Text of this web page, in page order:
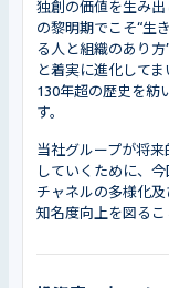
独創の価値を生み
の黎明期でこそ“生
る人と組織のあり
と着実に進化して
130年超の歴史を紡
す。
当社グループが将
していくために、
チャネルの多様化
知名度向上を図るこ